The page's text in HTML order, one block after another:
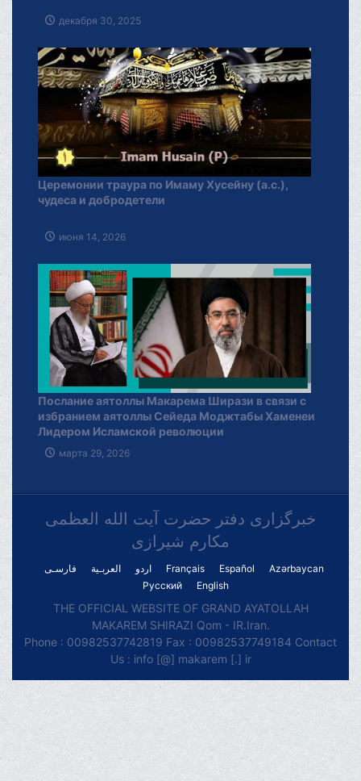
декабря 30, 2025
Церемонии траура по Имаму Хусейну (а.с.),
чудеса и добродетели
июня 14, 2026
Послание аятоллы Макарема Ширази в связи с
избранием аятоллы Сейеда Моджтабы Хаменеи
Лидером Исламской революции
марта 29, 2026
خبرگزاری دفتر حضرت آیت الله العظمی
مکارم شیرازی
فارسـی العربـیة اردو Français Español
Azərbaycan
Русский
English
THE OFFICIAL WEBSITE OF GRAND AYATOLLAH
MAKAREM SHIRAZI Qom - IR.Iran.
Phone : 00982537742819 Fax : 00982537749184 Contact
Us : info [@] makarem [.] ir